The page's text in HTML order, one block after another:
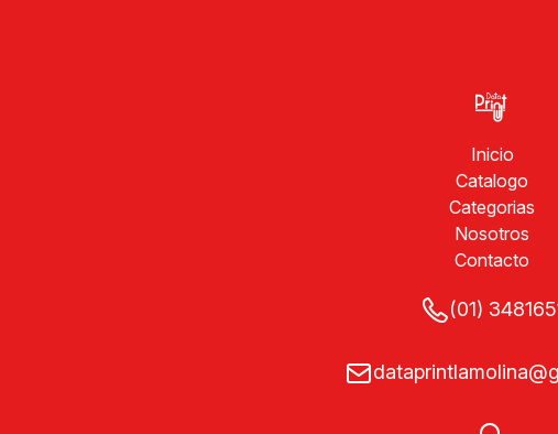
Inicio
Catalogo
Categorias
Nosotros
Contacto
(01)